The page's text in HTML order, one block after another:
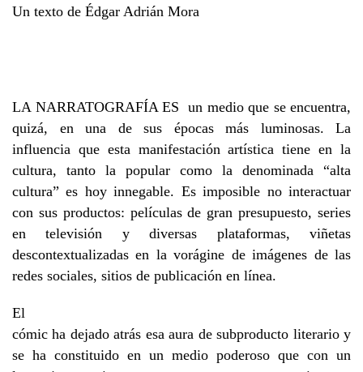
Un texto de Édgar Adrián Mora
LA NARRATOGRAFÍA ES un medio que se encuentra,
quizá, en una de sus épocas más luminosas. La
influencia que esta manifestación artística tiene en la
cultura, tanto la popular como la denominada “alta
cultura” es hoy innegable. Es imposible no interactuar
con sus productos: películas de gran presupuesto, series
en televisión y diversas plataformas, viñetas
descontextualizadas en la vorágine de imágenes de las
redes sociales, sitios de publicación en línea.
El
cómic ha dejado atrás esa aura de subproducto literario y
se ha constituido en un medio poderoso que con un